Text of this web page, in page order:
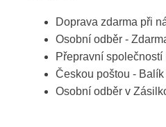
Doprava zdarma při
Osobní odběr -
Přepravní společností
Českou poštou -
Osobní odběr v